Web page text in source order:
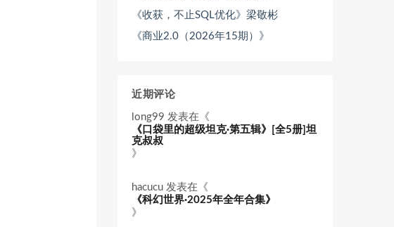
《收获，不止SQL优化》梁敬彬
《商业2.0（2026年15期）》
近期评论
long99 发表在《
《口袋里的超级坦克·第五辑》[全5册]坦
克叔叔
》
hacucu 发表在《
《科幻世界·2025年全年合集》
》